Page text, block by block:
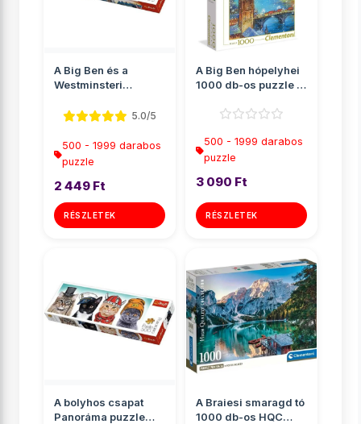
A Big Ben és a
Westminsteri
Panoráma puz...5.0/5
500 - 1999 darabos
puzzle
2 449 Ft
RÉSZLETEK
A Big Ben hópelyhei
1000 db-os puzzle -
500 - 1999 darabos
puzzle
3 090 Ft
RÉSZLETEK
A bolyhos csapat
Panoráma puzzle
A Braiesi smaragd tó
1000 db-os HQC